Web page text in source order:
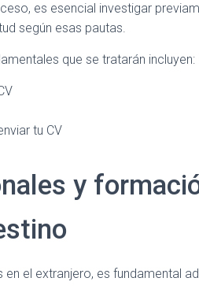
es esencial investigar
según esas pautas.
que se tratarán incluyen:
tu CV
y
el extranjero, es fundamental